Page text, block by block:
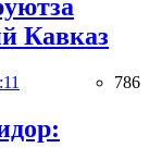
Кавказ
786